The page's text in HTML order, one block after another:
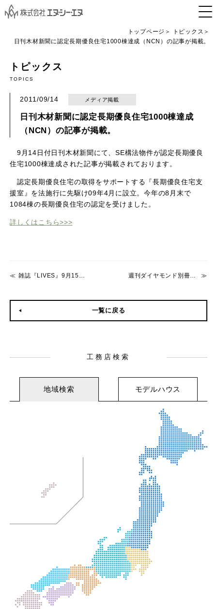
トップページ
トピックス
日刊木材新聞に認定長期優良住宅1000棟達成（NCN）の記事が掲載。
トピックス
TOPICS
2011/09/14 メディア掲載
日刊木材新聞に認定長期優良住宅1000棟達成
（NCN）の記事が掲載。
9月14日付日刊木材新聞にて、SE構法物件が認定長期優良
住宅1000棟達成された記事が掲載されております。
認定長期優良住宅の取得をサポートする『長期優良住宅支
援室』を法施行に先駆け09年4月に設立。今年の8月末で
1084棟の長期優良住宅の認定を受けました。
詳しくはこちら>>>
雑誌『LIVES』9月15日号にSOWE Design記事が掲載 週刊ダイヤモンド別冊に掲載されました。
一覧に戻る
工務店検索
地域検索 モデルハウス